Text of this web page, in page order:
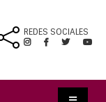
REDES SOCIALES